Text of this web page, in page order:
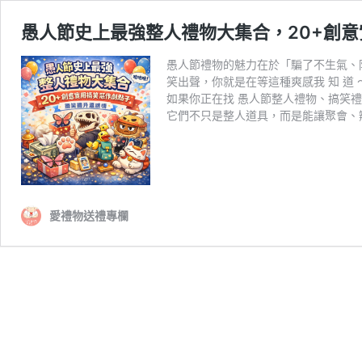
愚人節史上最強整人禮物大集合，20+創
愚人節禮物的魅力在於「騙了不生氣
笑出聲，你就是在等這種爽感我 知 道
如果你正在找 愚人節整人禮物、搞笑
它們不只是整人道具，而是能讓聚會
愛禮物送禮專欄